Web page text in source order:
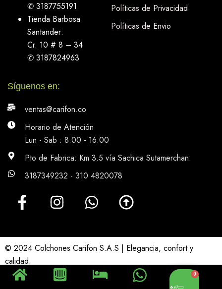
✆ 3187755191
Tienda Barbosa
Santander:
Cr. 10 # 8 – 34
✆ 3187824963
Políticas de Privacidad
Políticas de Envio
Síguenos en:
ventas@carifon.co
Horario de Atención
Lun - Sab : 8.00 - 16.00
Pto de Fabrica: Km 3.5 vía Sachica Sutamerchan.
3187349232 - 310 4820078
© 2024 Colchones Carifon S.A.S | Elegancia, confort y
calidad.
0